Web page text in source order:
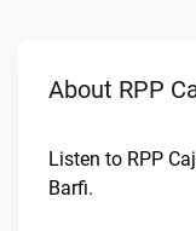
About RPP
Listen to RPP
Barfi.